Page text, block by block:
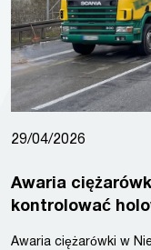
29/04/2026
Awaria
kontrolować
Awaria ciężarówki w